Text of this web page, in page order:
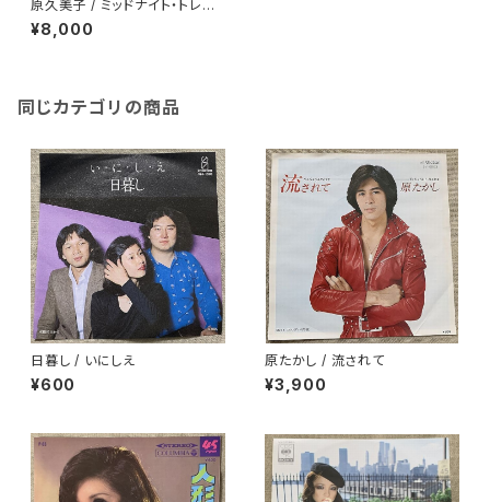
原久美子 / ミッドナイト・トレイ
ン
¥8,000
同じカテゴリの商品
日暮し / いにしえ
¥600
原たかし / 流されて
¥3,900